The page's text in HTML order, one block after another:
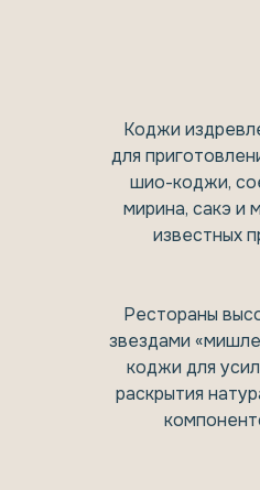
Коджи
для
шио-коджи,
мирина, сакэ и
известных
Рестораны
звездами
коджи для
раскрытия